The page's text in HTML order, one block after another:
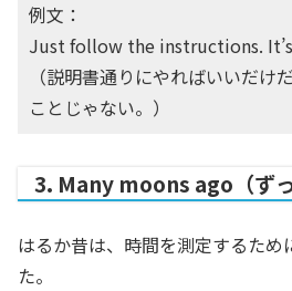
例文：
Just follow the instructions.
（説明書通りにやればいいだけ
ことじゃない。）
3. Many moons ago（ずっ
はるか昔は、時間を測定するため
た。